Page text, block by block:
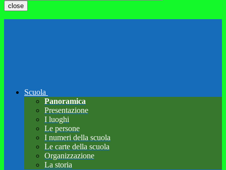
close
Scuola
Panoramica
Presentazione
I luoghi
Le persone
I numeri della scuola
Le carte della scuola
Organizzazione
La storia